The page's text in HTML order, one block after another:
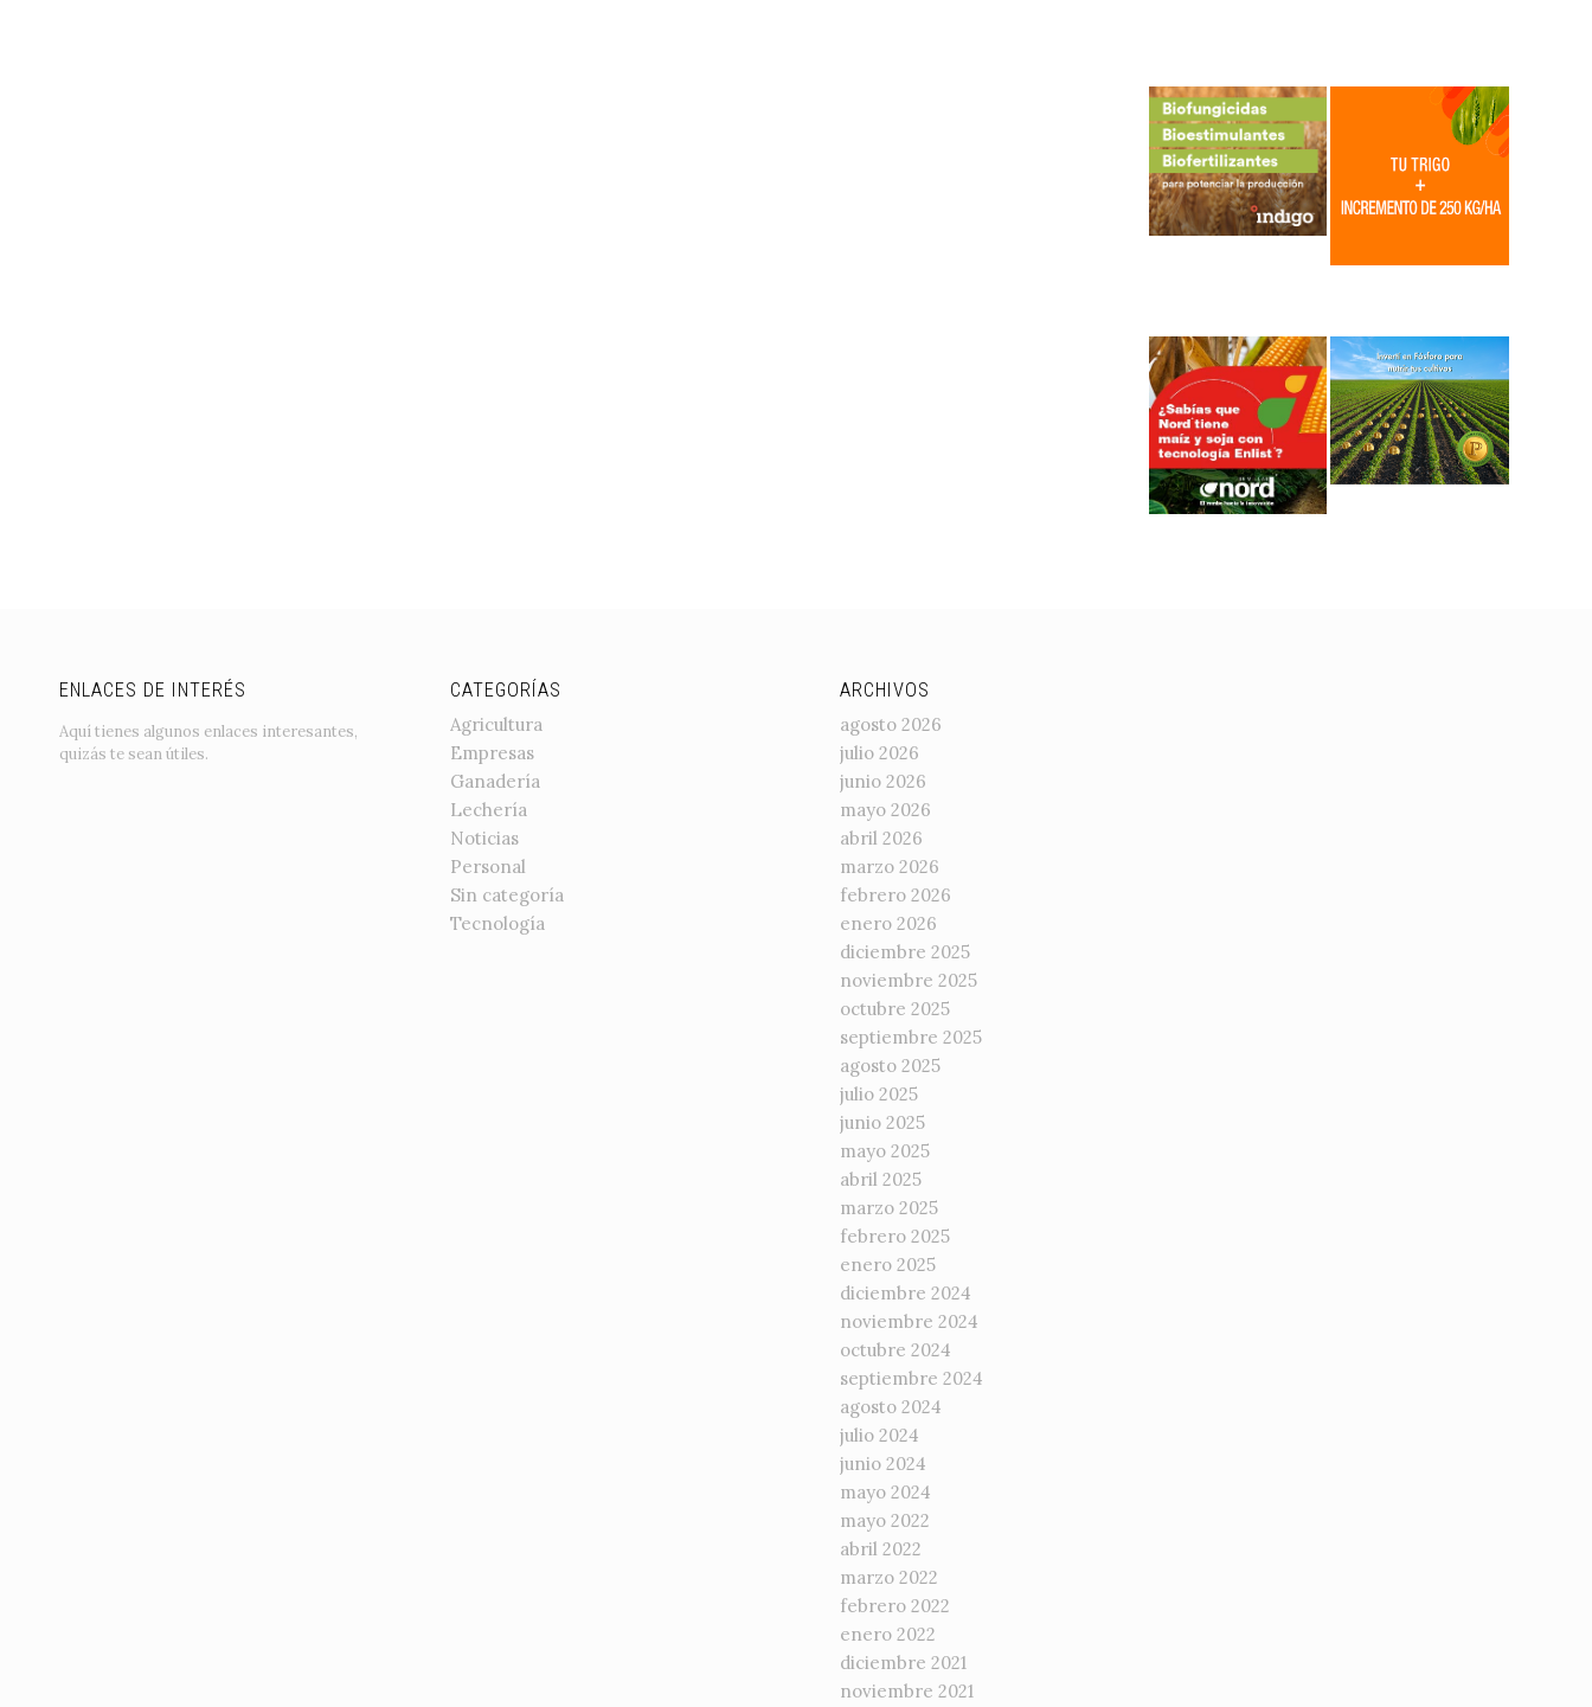
ENLACES DE INTERÉS
Aquí tienes algunos enlaces interesantes,
quizás te sean útiles.
CATEGORÍAS
Agricultura
Empresas
Ganadería
Lechería
Noticias
Personal
Sin categoría
Tecnología
ARCHIVOS
agosto 2026
julio 2026
junio 2026
mayo 2026
abril 2026
marzo 2026
febrero 2026
enero 2026
diciembre 2025
noviembre 2025
octubre 2025
septiembre 2025
agosto 2025
julio 2025
junio 2025
mayo 2025
abril 2025
marzo 2025
febrero 2025
enero 2025
diciembre 2024
noviembre 2024
octubre 2024
septiembre 2024
agosto 2024
julio 2024
junio 2024
mayo 2024
mayo 2022
abril 2022
marzo 2022
febrero 2022
enero 2022
diciembre 2021
noviembre 2021